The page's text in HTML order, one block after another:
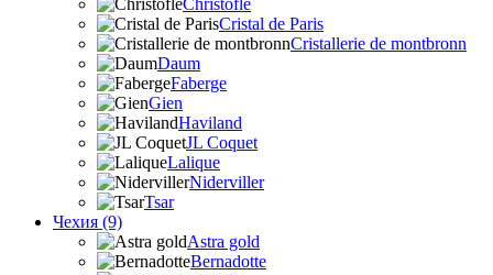
Christofle
Cristal de Paris
Cristallerie de montbronn
Daum
Faberge
Gien
Haviland
JL Coquet
Lalique
Niderviller
Tsar
Чехия (9)
Astra gold
Bernadotte